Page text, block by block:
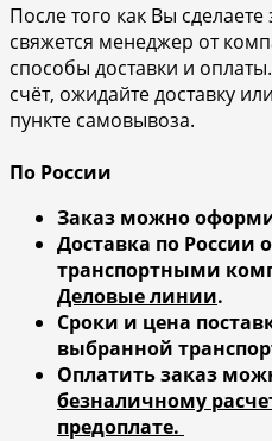
После того как Вы
свяжется менеджер от
способы доставки и
счёт, ожидайте доставку
пункте самовывоза.
По России
Заказ можно
Доставка по России
транспортными
Деловые линии.
Сроки и цена
выбранной
Оплатить заказ
безналичному
предоплате.